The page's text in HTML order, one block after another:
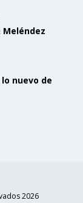
Meléndez
nuevo de
2026